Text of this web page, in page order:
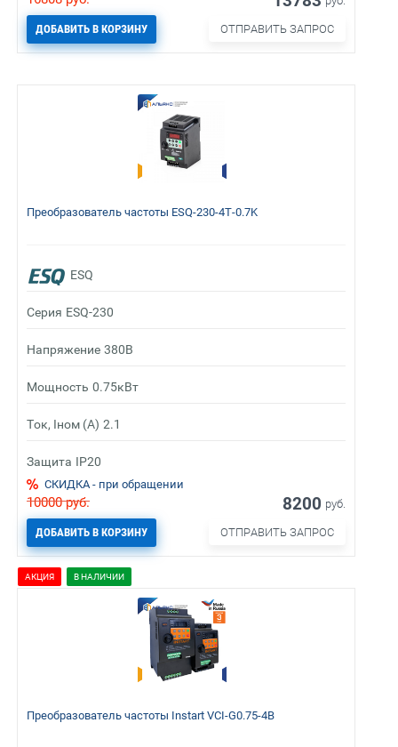
ДОБАВИТЬ В КОРЗИНУ ОТПРАВИТЬ ЗАПРОС
Преобразователь частоты ESQ-230-4T-0.7K
ESQ
Серия ESQ-230
Напряжение 380В
Мощность 0.75кВт
Ток, Iном (А) 2.1
Защита IP20
СКИДКА - при обращении
10000руб. 8200 руб.
ДОБАВИТЬ В КОРЗИНУ ОТПРАВИТЬ ЗАПРОС
АКЦИЯ В НАЛИЧИИ
Преобразователь частоты Instart VCI-G0.75-4B